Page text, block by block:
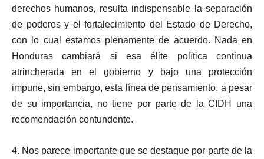
derechos humanos, resulta indispensable la separación
de poderes y el fortalecimiento del Estado de Derecho,
con lo cual estamos plenamente de acuerdo. Nada en
Honduras cambiará si esa élite política continua
atrincherada en el gobierno y bajo una protección
impune, sin embargo, esta línea de pensamiento, a pesar
de su importancia, no tiene por parte de la CIDH una
recomendación contundente.
4. Nos parece importante que se destaque por parte de la